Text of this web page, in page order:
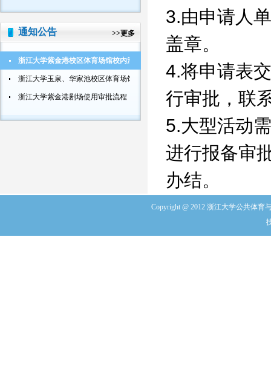
通知公告 >>更多
浙江大学紫金港校区体育场馆校内活动使用审批流程
浙江大学玉泉、华家池校区体育场馆校内活动使用审批流程
浙江大学紫金港剧场使用审批流程
3.由申请人
盖章。
4.将申请表
行审批，联
5.大型活动
进行报备审
办结。
Copyright @ 2012 浙江大学公共体育